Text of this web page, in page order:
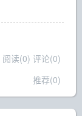
阅读(0) 评论(0)
推荐(0)